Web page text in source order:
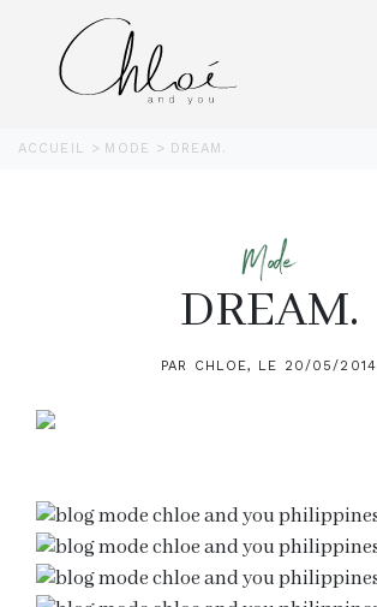
ACCUEIL MODE DREAM.
Mode
DREAM.
PAR CHLOE, LE 20/05/2014